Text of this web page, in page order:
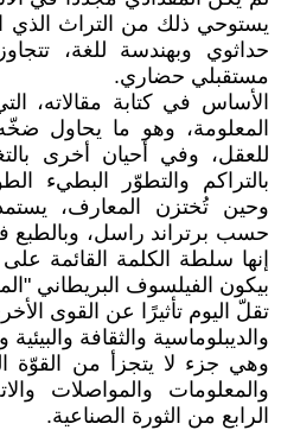
يستوحي ذلك من التراث الذي
حداثوي وبهندسة للغة،
مستقبلي حضاري.
الأساس في كتابة مقالاته،
المعلومة، وهو ما يحاول ضخّه
للعقل، وفي أحيان أخرى
بالتراكم والتطوّر البطيء
وحين تُختزن المعارف،
حسب برتراند راسل، وبالطبع
إنها سلطة الكلمة القائمة
بيكون الفيلسوف البريطاني
تقلّ اليوم تأثيرًا عن القوى
والديبلوماسية والثقافة
وهي جزء لا يتجزأ من القوّة
والمعلومات والمواصلات
الرابع من الثورة الصناعية.